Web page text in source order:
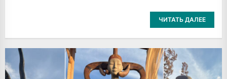
ЧИТАТЬ ДАЛЕЕ